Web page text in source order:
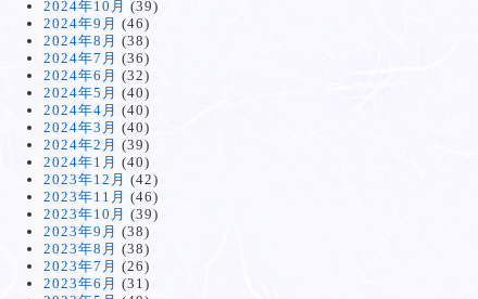
2024年10月 (39)
2024年9月 (46)
2024年8月 (38)
2024年7月 (36)
2024年6月 (32)
2024年5月 (40)
2024年4月 (40)
2024年3月 (40)
2024年2月 (39)
2024年1月 (40)
2023年12月 (42)
2023年11月 (46)
2023年10月 (39)
2023年9月 (38)
2023年8月 (38)
2023年7月 (26)
2023年6月 (31)